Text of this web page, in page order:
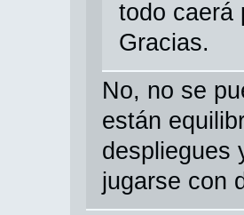
todo caerá
Gracias.
No, no se
están
despliegues
jugarse con